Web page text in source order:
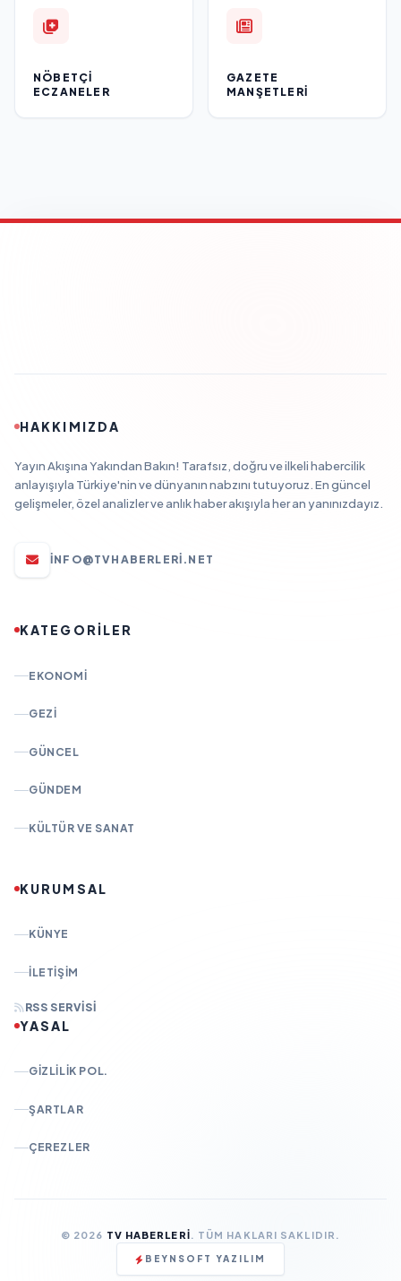
NÖBETÇI
ECZANELER
GAZETE
MANŞETLERI
HAKKIMIZDA
Yayın Akışına Yakından Bakın! Tarafsız, doğru ve ilkeli habercilik
anlayışıyla Türkiye'nin ve dünyanın nabzını tutuyoruz. En güncel
gelişmeler, özel analizler ve anlık haber akışıyla her an yanınızdayız.
INFO@TVHABERLERI.NET
KATEGORİLER
EKONOMI
GEZI
GÜNCEL
GÜNDEM
KÜLTÜR VE SANAT
KURUMSAL
KÜNYE
İLETIŞIM
RSS SERVISI
YASAL
GIZLILIK POL.
ŞARTLAR
ÇEREZLER
© 2026 TV HABERLERI. TÜM HAKLARI SAKLIDIR.
BEYNSOFT YAZILIM